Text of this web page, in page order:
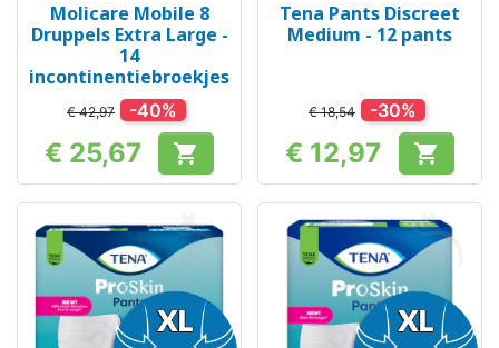
Molicare Mobile 8
Druppels Extra Large -
14
incontinentiebroekjes
€ 42,97 -40%
Prijs
€ 25,67 
Tena Pants Discreet
Medium - 12 pants
€ 18,54 -30%
Prijs
€ 12,97 